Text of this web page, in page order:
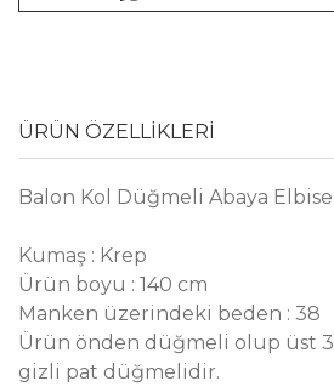
ÜRÜN ÖZELLİKLERİ
Balon Kol Düğmeli Abaya Elbise
Kumaş : Krep
Ürün boyu : 140 cm
Manken üzerindeki beden : 38
Ürün önden düğmeli olup üst 3
gizli pat düğmelidir.